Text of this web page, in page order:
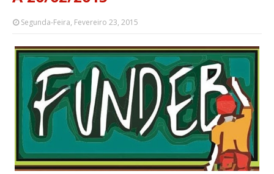
Segunda-Feira, Fevereiro 23, 2015